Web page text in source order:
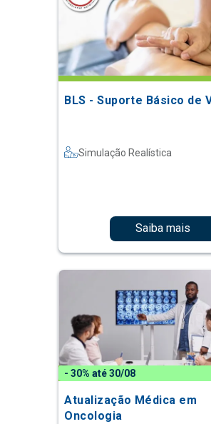
BLS - Suporte Básico de
Simulação Realística
Saiba mais
- 30% até 30/08
Atualização Médica em
Oncologia